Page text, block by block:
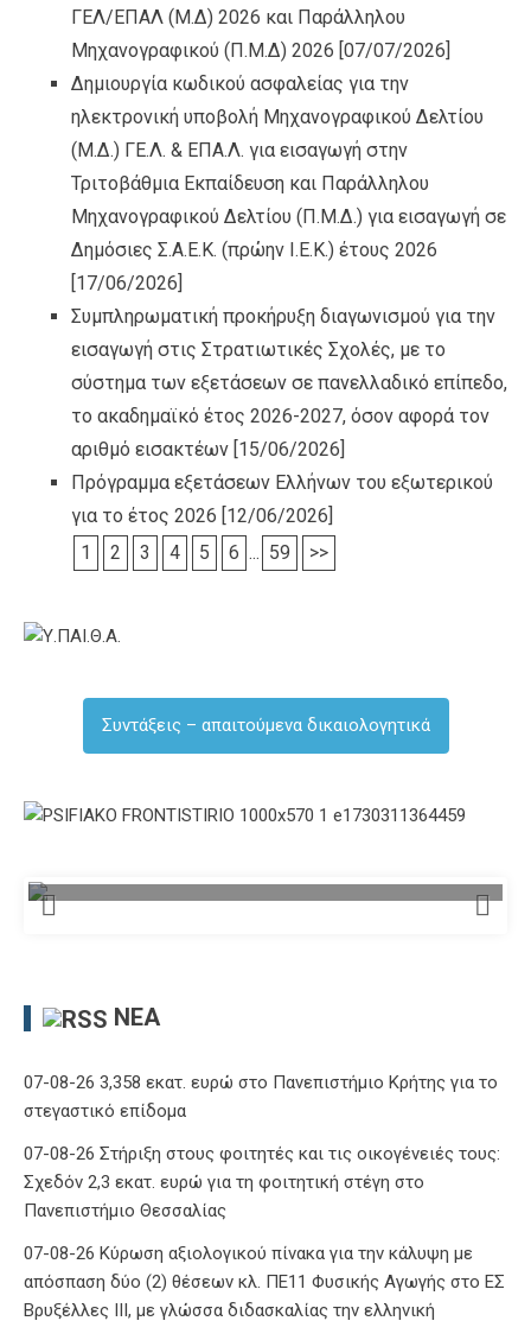
ΓΕΛ/ΕΠΑΛ (Μ.Δ) 2026 και Παράλληλου
Μηχανογραφικού (Π.Μ.Δ) 2026 [07/07/2026]
Δημιουργία κωδικού ασφαλείας για την
ηλεκτρονική υποβολή Μηχανογραφικού Δελτίου
(Μ.Δ.) ΓΕ.Λ. & ΕΠΑ.Λ. για εισαγωγή στην
Τριτοβάθμια Εκπαίδευση και Παράλληλου
Μηχανογραφικού Δελτίου (Π.Μ.Δ.) για εισαγωγή σε
Δημόσιες Σ.Α.Ε.Κ. (πρώην Ι.Ε.Κ.) έτους 2026
[17/06/2026]
Συμπληρωματική προκήρυξη διαγωνισμού για την
εισαγωγή στις Στρατιωτικές Σχολές, με το
σύστημα των εξετάσεων σε πανελλαδικό επίπεδο,
το ακαδημαϊκό έτος 2026-2027, όσον αφορά τον
αριθμό εισακτέων [15/06/2026]
Πρόγραμμα εξετάσεων Ελλήνων του εξωτερικού
για το έτος 2026 [12/06/2026]
1
2 3 4 5 6 ... 59 >>
Συντάξεις – απαιτούμενα δικαιολογητικά
ΝΈΑ
07-08-26 3,358 εκατ. ευρώ στο Πανεπιστήμιο Κρήτης για το
στεγαστικό επίδομα
07-08-26 Στήριξη στους φοιτητές και τις οικογένειές τους:
Σχεδόν 2,3 εκατ. ευρώ για τη φοιτητική στέγη στο
Πανεπιστήμιο Θεσσαλίας
07-08-26 Κύρωση αξιολογικού πίνακα για την κάλυψη με
απόσπαση δύο (2) θέσεων κλ. ΠΕ11 Φυσικής Αγωγής στο ΕΣ
Βρυξέλλες ΙΙΙ, με γλώσσα διδασκαλίας την ελληνική